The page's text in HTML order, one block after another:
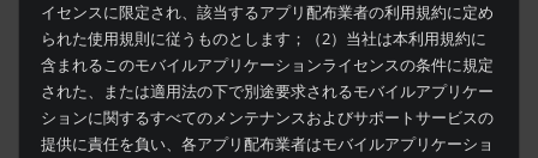
イセンスに限定され、該当するアプリ配布業者の利用規約に定め
られた使用規則に従うものとします；（2）当社は本利用規約に
含まれるこのモバイルアプリケーションライセンスの条件に規定
された、または適用法の下で別途要求されるモバイルアプリケー
ションに関するすべてのメンテナンスおよびサポートサービスの
提供に責任を負い、各アプリ配布業者はモバイルアプリケーショ